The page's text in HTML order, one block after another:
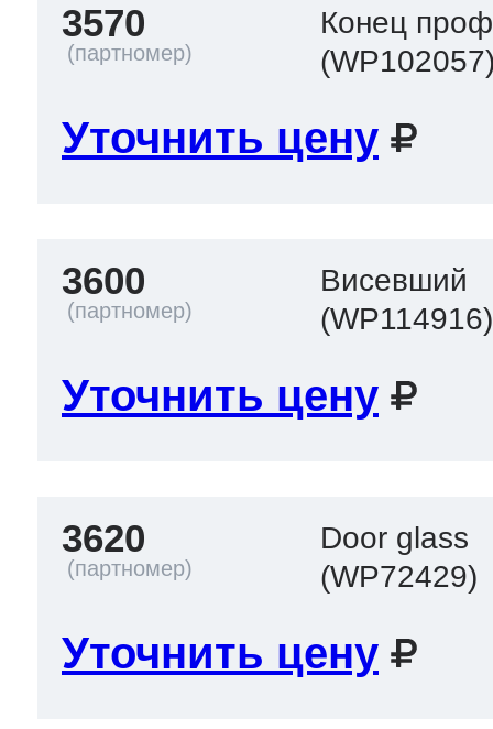
3570
Конец
Уточнить цену
3600
Висевший
(WP114916)
Уточнить цену
3620
Door glass
(WP72429)
Уточнить цену